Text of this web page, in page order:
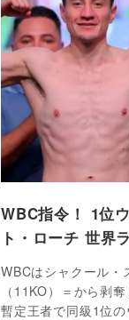
WBC指令！ 1位
ト・ローチ 世界
WBCはシャクール・
（11KO）＝から剥
暫定王者で同級1位